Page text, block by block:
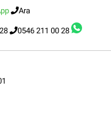
Ara
0546 211 00 28